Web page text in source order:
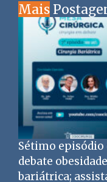
Mais
Sétimo episódio
debate
bariátrica;